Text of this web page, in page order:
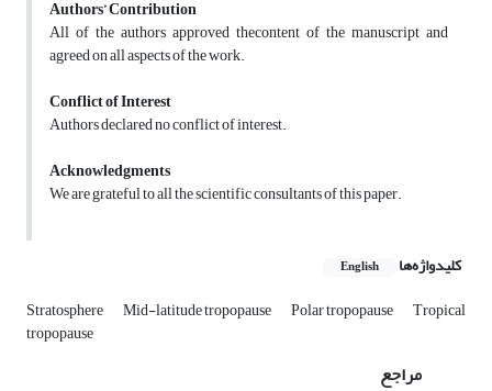
Authors’ Contribution
All of the authors approved thecontent of the manuscript and
agreed on all aspects of the work.
Conflict of Interest
Authors declared no conflict of interest.
Acknowledgments
We are grateful to all the scientific consultants of this paper.
کلیدواژه‌ها English
Stratosphere Mid-latitude tropopause Polar tropopause Tropical
tropopause
مراجع